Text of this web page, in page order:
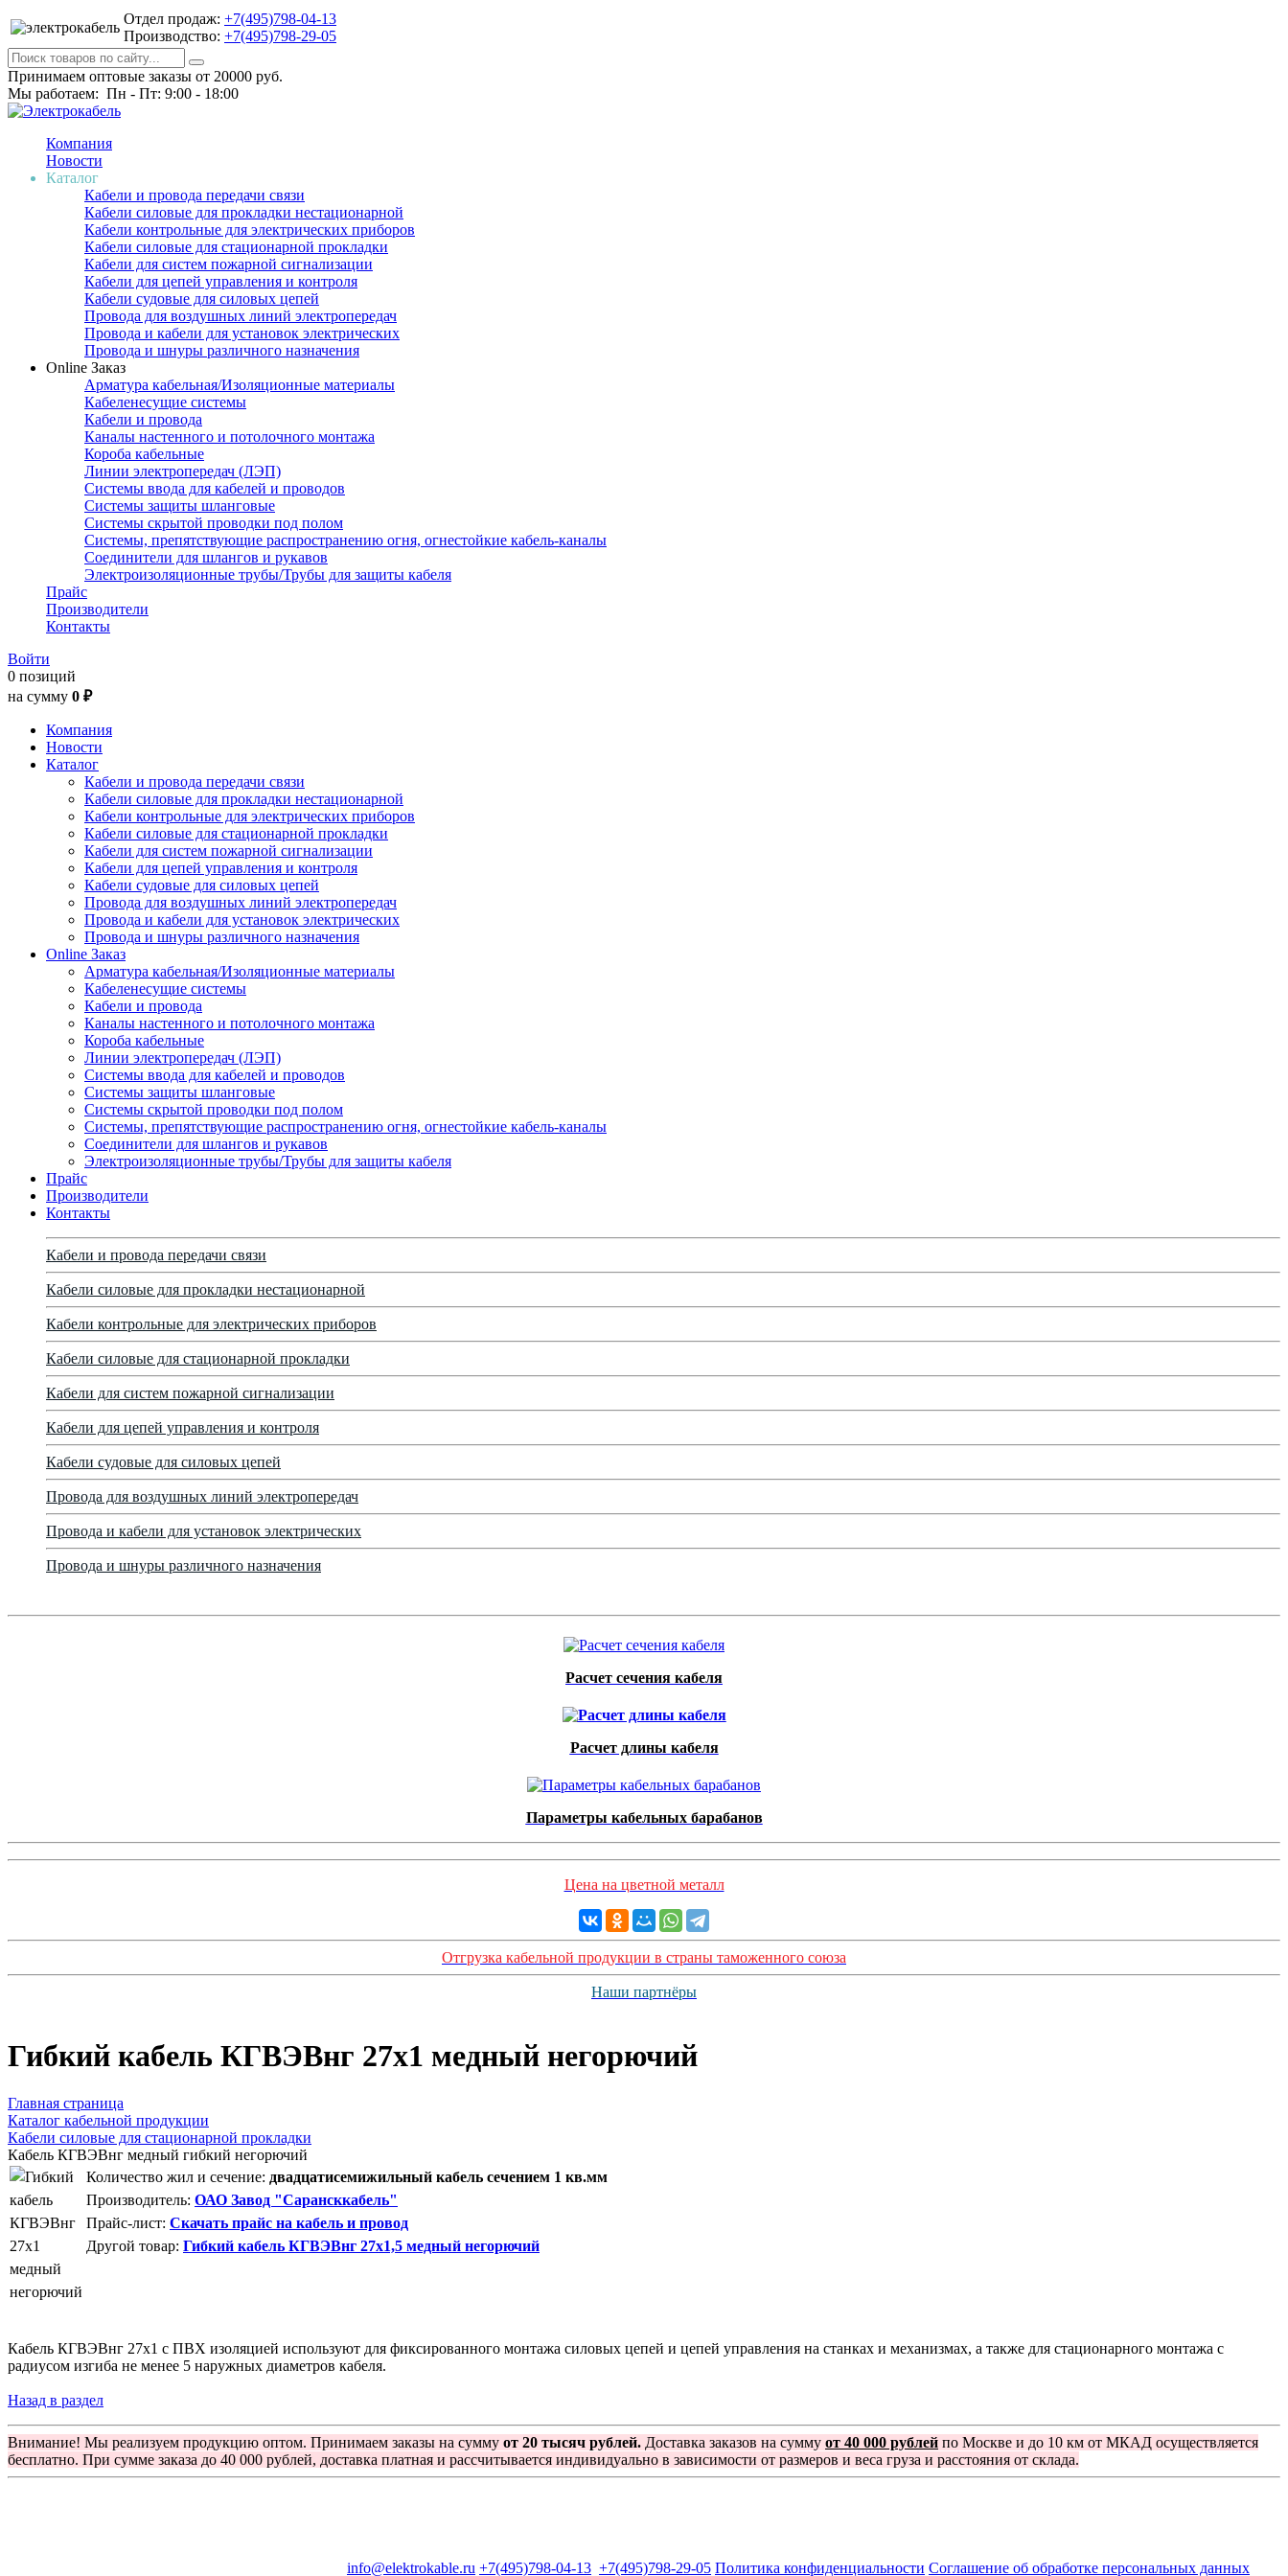
Отдел продаж: +7(495)798-04-13
Производство: +7(495)798-29-05
Принимаем оптовые заказы от 20000 руб.
Мы работаем: Пн - Пт: 9:00 - 18:00
Компания
Новости
Каталог
Кабели и провода передачи связи
Кабели силовые для прокладки нестационарной
Кабели контрольные для электрических приборов
Кабели силовые для стационарной прокладки
Кабели для систем пожарной сигнализации
Кабели для цепей управления и контроля
Кабели судовые для силовых цепей
Провода для воздушных линий электропередач
Провода и кабели для установок электрических
Провода и шнуры различного назначения
Online Заказ
Арматура кабельная/Изоляционные материалы
Кабеленесущие системы
Кабели и провода
Каналы настенного и потолочного монтажа
Короба кабельные
Линии электропередач (ЛЭП)
Системы ввода для кабелей и проводов
Системы защиты шланговые
Системы скрытой проводки под полом
Системы, препятствующие распространению огня, огнестойкие кабель-каналы
Соединители для шлангов и рукавов
Электроизоляционные трубы/Трубы для защиты кабеля
Прайс
Производители
Контакты
Войти
0 позиций
на сумму 0 ₽
Компания
Новости
Каталог
Кабели и провода передачи связи
Кабели силовые для прокладки нестационарной
Кабели контрольные для электрических приборов
Кабели силовые для стационарной прокладки
Кабели для систем пожарной сигнализации
Кабели для цепей управления и контроля
Кабели судовые для силовых цепей
Провода для воздушных линий электропередач
Провода и кабели для установок электрических
Провода и шнуры различного назначения
Online Заказ
Арматура кабельная/Изоляционные материалы
Кабеленесущие системы
Кабели и провода
Каналы настенного и потолочного монтажа
Короба кабельные
Линии электропередач (ЛЭП)
Системы ввода для кабелей и проводов
Системы защиты шланговые
Системы скрытой проводки под полом
Системы, препятствующие распространению огня, огнестойкие кабель-каналы
Соединители для шлангов и рукавов
Электроизоляционные трубы/Трубы для защиты кабеля
Прайс
Производители
Контакты
Кабели и провода передачи связи
Кабели силовые для прокладки нестационарной
Кабели контрольные для электрических приборов
Кабели силовые для стационарной прокладки
Кабели для систем пожарной сигнализации
Кабели для цепей управления и контроля
Кабели судовые для силовых цепей
Провода для воздушных линий электропередач
Провода и кабели для установок электрических
Провода и шнуры различного назначения
Расчет сечения кабеля
Расчет длины кабеля
Параметры кабельных барабанов
Цена на цветной металл
Отгрузка кабельной продукции в страны таможенного союза
Наши партнёры
Гибкий кабель КГВЭВнг 27х1 медный негорючий
Главная страница
Каталог кабельной продукции
Кабели силовые для стационарной прокладки
Кабель КГВЭВнг медный гибкий негорючий
Количество жил и сечение: двадцатисемижильный кабель сечением 1 кв.мм
Производитель: ОАО Завод "Сарансккабель"
Прайс-лист: Скачать прайс на кабель и провод
Другой товар: Гибкий кабель КГВЭВнг 27х1,5 медный негорючий
Кабель КГВЭВнг 27х1 с ПВХ изоляцией используют для фиксированного монтажа силовых цепей и цепей управления на станках и механизмах, а также для стационарного монтажа с
радиусом изгиба не менее 5 наружных диаметров кабеля.
Назад в раздел
Внимание! Мы реализуем продукцию оптом. Принимаем заказы на сумму от 20 тысяч рублей. Доставка заказов на сумму от 40 000 рублей по Москве и до 10 км от МКАД осуществляется
бесплатно. При сумме заказа до 40 000 рублей, доставка платная и рассчитывается индивидуально в зависимости от размеров и веса груза и расстояния от склада.
info@elektrokable.ru +7(495)798-04-13 +7(495)798-29-05 Политика конфиденциальности Соглашение об обработке персональных данных